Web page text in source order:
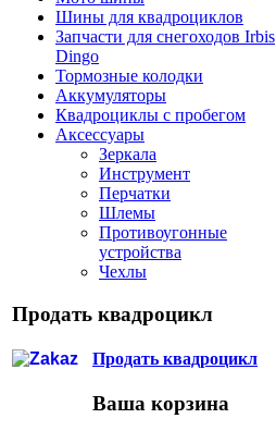
Шины для квадроциклов
Запчасти для снегоходов Irbis
Dingo
Тормозные колодки
Аккумуляторы
Квадроциклы с пробегом
Аксессуары
Зеркала
Инструмент
Перчатки
Шлемы
Противоугонные
устройства
Чехлы
Продать квадроцикл
Продать квадроцикл
Ваша корзина